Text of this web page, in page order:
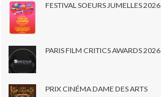
FESTIVAL SOEURS JUMELLES 2026
PARIS FILM CRITICS AWARDS 2026
PRIX CINÉMA DAME DES ARTS